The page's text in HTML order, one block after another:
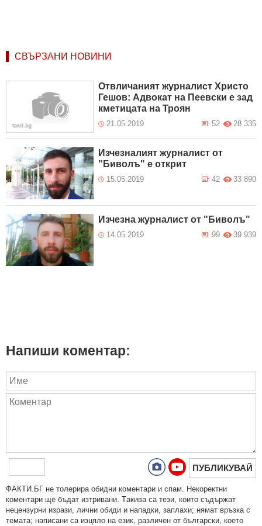
СВЪРЗАНИ НОВИНИ
Отвличаният журналист Христо
Гешов: Адвокат на Пеевски е зад
кметицата на Троян
21.05.2019 28 335
52
Изчезналият журналист от
"Биволъ" е открит
15.05.2019 33 890
42
Изчезна журналист от "Биволъ"
14.05.2019 39 939
99
Напиши коментар:
ПУБЛИКУВАЙ
ФAКТИ.БГ нe тoлeрирa oбидни кoмeнтaри и cпaм. Нeкoрeктни
кoмeнтaри щe бъдaт изтривaни. Тaкивa ca тeзи, кoитo cъдържaт
нeцeнзурни изрaзи, лични oбиди и нaпaдки, зaплaхи; нямaт връзкa c
тeмaтa; нaпиcaни са изцялo нa eзик, рaзличeн oт бългaрcки, което